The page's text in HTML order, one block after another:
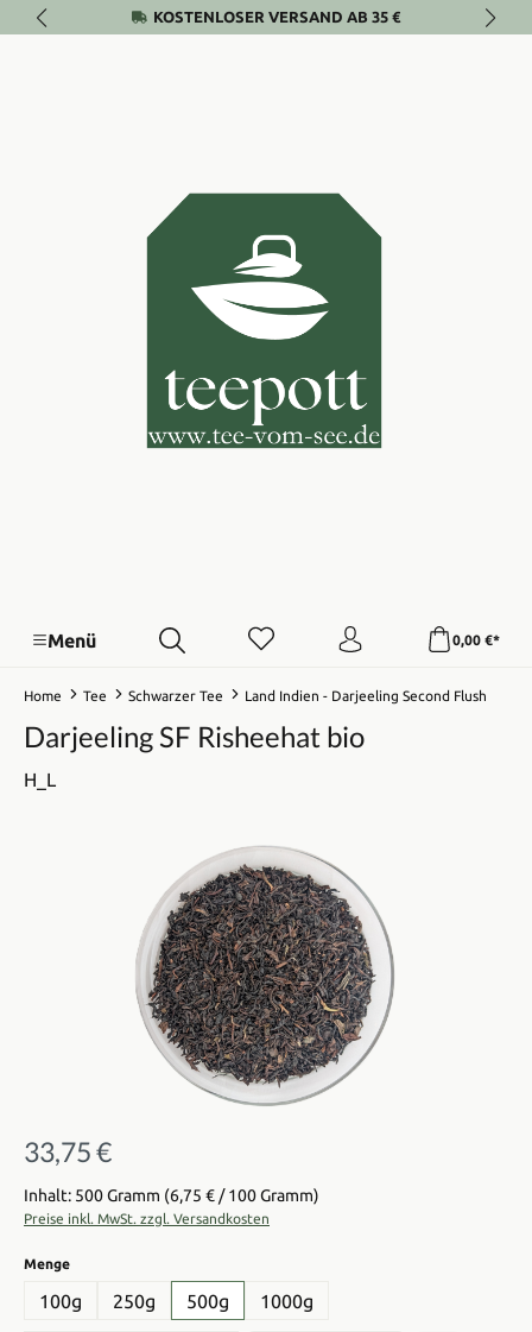
Zum Hauptinhalt springenKOSTENLOSER VERSAND AB 35 €
Menü 0,00 €*
Home Tee Schwarzer Tee Land Indien - Darjeeling Second Flush
Darjeeling SF Risheehat bio
H_L
Bildergalerie überspringen
Regulärer Preis:
33,75 €
Inhalt: 500 Gramm (6,75 € / 100 Gramm)
Preise inkl. MwSt. zzgl. Versandkosten
Mengeauswählen
100g 250g 500g 1000g